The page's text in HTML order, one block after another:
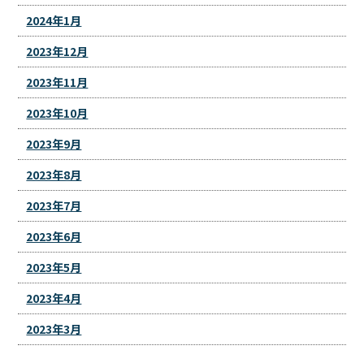
2024年1月
2023年12月
2023年11月
2023年10月
2023年9月
2023年8月
2023年7月
2023年6月
2023年5月
2023年4月
2023年3月